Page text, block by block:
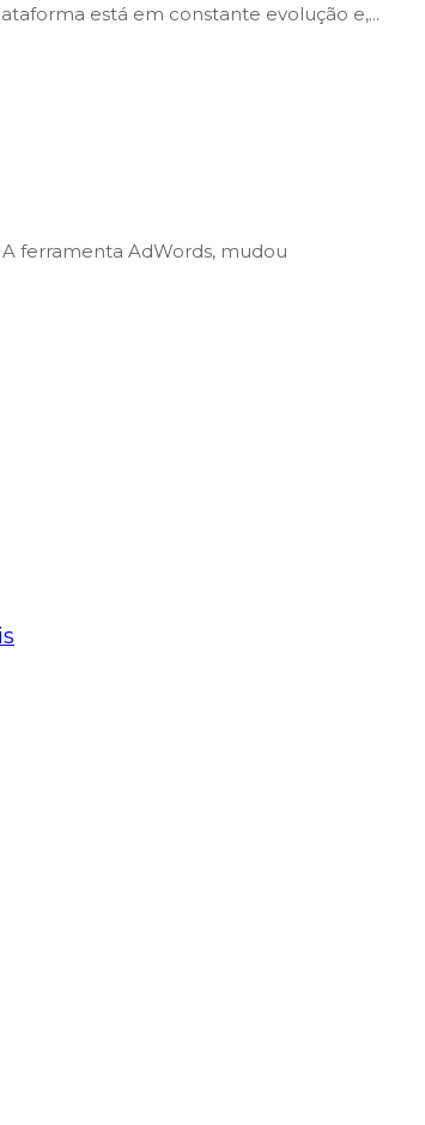
está em constante evolução e,...
ferramenta AdWords, mudou